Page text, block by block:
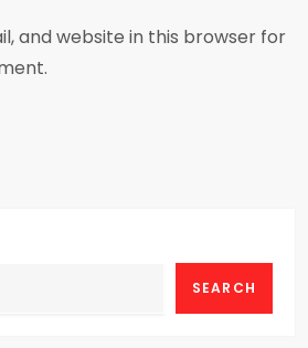
and website in this browser for
SEARCH